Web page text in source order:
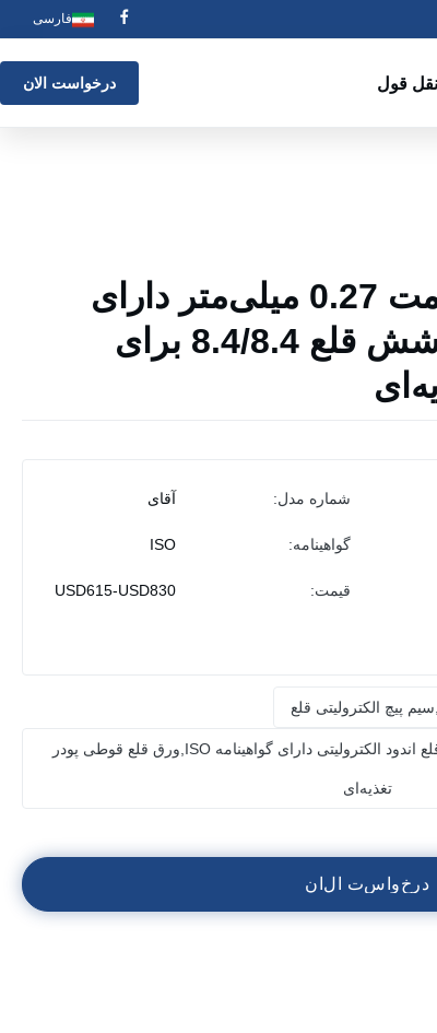
فارسی
قول درخواست الان
ورق قلع T3 با ضخامت 0.27 میلی‌متر دارای
گواهینامه ISO با پوشش قلع 8.4/8.4 برای
شماره مدل: آقای
گواهینامه: ISO
قیمت: USD615-USD830
پیچ الکترولیتی قلع
ورق قلع T3 با ضخامت 0.27 میلی‌متر,قلع اندود الکترولیتی دارای گواهینامه ISO,ورق قلع قوطی پودر
تغذیه‌ای
در خو ست ل ن